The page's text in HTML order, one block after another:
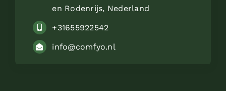
en Rodenrijs, Nederland
+31655922542
info@comfyo.nl